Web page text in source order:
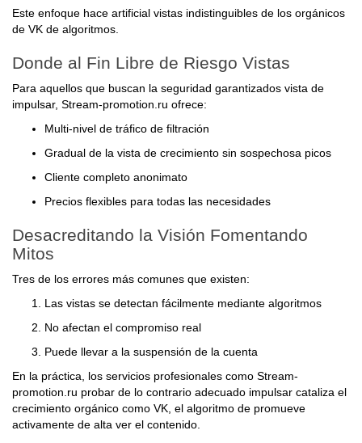
Este enfoque hace artificial vistas indistinguibles de los orgánicos
de VK de algoritmos.
Donde al Fin Libre de Riesgo Vistas
Para aquellos que buscan la seguridad garantizados vista de
impulsar, Stream-promotion.ru ofrece:
Multi-nivel de tráfico de filtración
Gradual de la vista de crecimiento sin sospechosa picos
Cliente completo anonimato
Precios flexibles para todas las necesidades
Desacreditando la Visión Fomentando
Mitos
Tres de los errores más comunes que existen:
Las vistas se detectan fácilmente mediante algoritmos
No afectan el compromiso real
Puede llevar a la suspensión de la cuenta
En la práctica, los servicios profesionales como Stream-
promotion.ru probar de lo contrario adecuado impulsar cataliza el
crecimiento orgánico como VK, el algoritmo de promueve
activamente de alta ver el contenido.